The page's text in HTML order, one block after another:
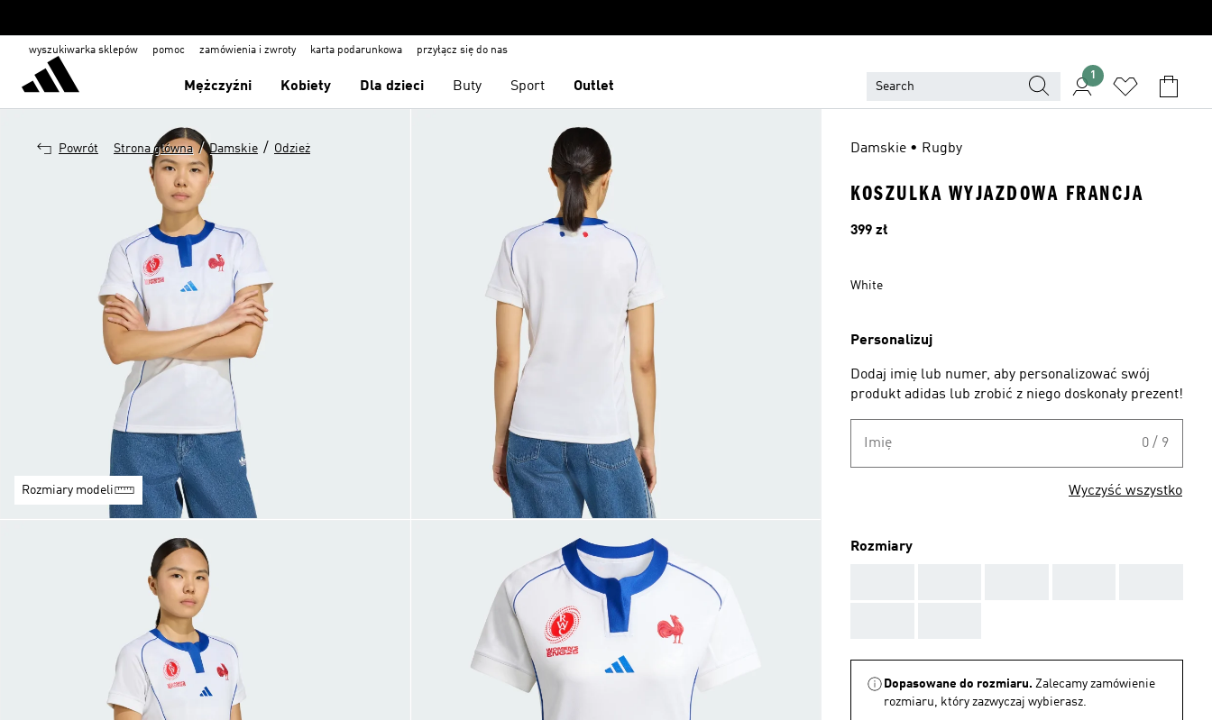
wyszukiwarka sklepów pomoc zamówienia i zwroty karta podarunkowa przyłącz się do nas
Mężczyźni Kobiety Dla dzieci Buty Sport Outlet
1
Powrót Strona główna / Damskie / Odzież
Rozmiary modeli
Damskie • Rugby
KOSZULKA WYJAZDOWA FRANCJA
Cena
399 zł
White
Personalizuj
Dodaj imię lub numer, aby personalizować swój
produkt adidas lub zrobić z niego doskonały prezent!
Imię 0 / 9
Wyczyść wszystko
Rozmiary
Dopasowane do rozmiaru. Zalecamy zamówienie
rozmiaru, który zazwyczaj wybierasz.